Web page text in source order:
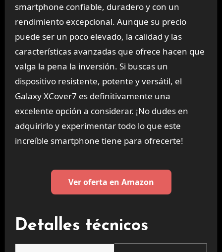
smartphone confiable, duradero y con un
rendimiento excepcional. Aunque su precio
puede ser un poco elevado, la calidad y las
características avanzadas que ofrece hacen que
valga la pena la inversión. Si buscas un
dispositivo resistente, potente y versátil, el
Galaxy XCover7 es definitivamente una
excelente opción a considerar. ¡No dudes en
adquirirlo y experimentar todo lo que este
increíble smartphone tiene para ofrecerte!
Ver oferta en Amazon
Detalles técnicos